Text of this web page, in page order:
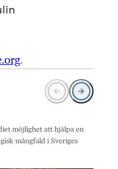
.
möjlighet att hjälpa en
mångfald i Sveriges